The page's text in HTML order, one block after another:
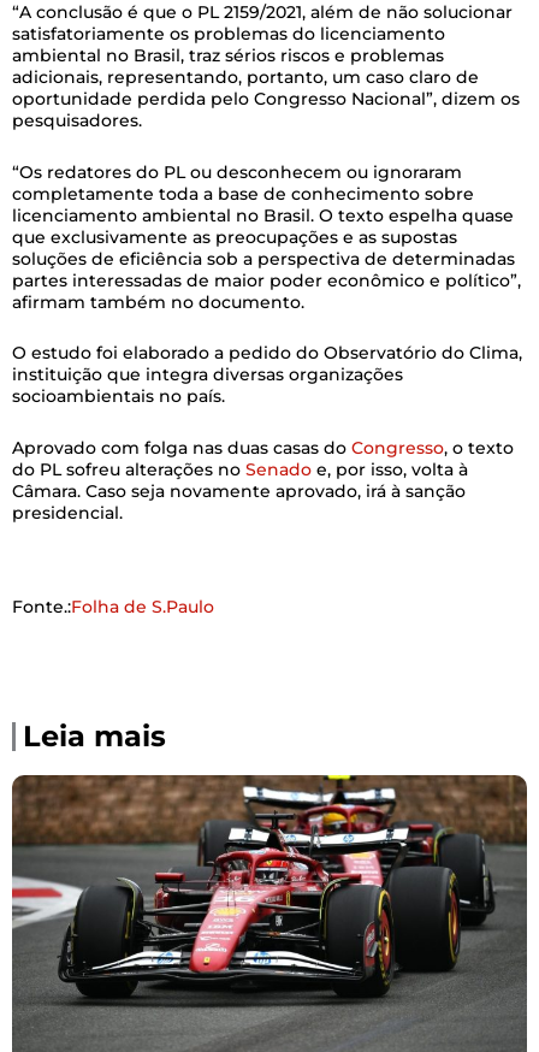
“A conclusão é que o PL 2159/2021, além de não solucionar
satisfatoriamente os problemas do licenciamento
ambiental no Brasil, traz sérios riscos e problemas
adicionais, representando, portanto, um caso claro de
oportunidade perdida pelo Congresso Nacional”, dizem os
pesquisadores.
“Os redatores do PL ou desconhecem ou ignoraram
completamente toda a base de conhecimento sobre
licenciamento ambiental no Brasil. O texto espelha quase
que exclusivamente as preocupações e as supostas
soluções de eficiência sob a perspectiva de determinadas
partes interessadas de maior poder econômico e político”,
afirmam também no documento.
O estudo foi elaborado a pedido do Observatório do Clima,
instituição que integra diversas organizações
socioambientais no país.
Aprovado com folga nas duas casas do Congresso, o texto
do PL sofreu alterações no Senado e, por isso, volta à
Câmara. Caso seja novamente aprovado, irá à sanção
presidencial.
Fonte.:Folha de S.Paulo
Leia mais